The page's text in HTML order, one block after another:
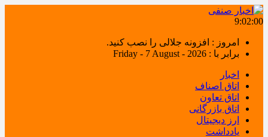
9:02:00
امروز : افزونه جلالی را نصب کنید.
برابر با : Friday - 7 August - 2026
اخبار
اتاق اصناف
اتاق تعاون
اتاق بازرگانی
ارز دیجیتال
یادداشت